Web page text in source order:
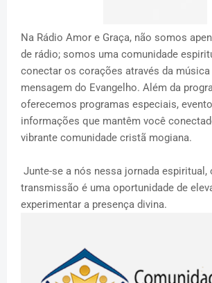
Na Rádio Amor e Graça, não somos
de rádio; somos uma comunidade
conectar os corações através da
mensagem do Evangelho. Além da
oferecemos programas especiais,
informações que mantêm você
vibrante comunidade cristã mogiana.
Junte-se a nós nessa jornada espiritual,
transmissão é uma oportunidade de
experimentar a presença divina.